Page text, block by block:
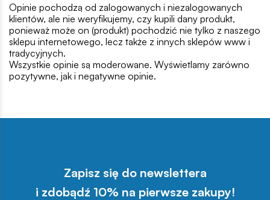
Opinie pochodzą od zalogowanych i niezalogowanych
klientów, ale nie weryfikujemy, czy kupili dany produkt,
ponieważ może on (produkt) pochodzić nie tylko z naszego
sklepu internetowego, lecz także z innych sklepów www i
tradycyjnych.
Wszystkie opinie są moderowane. Wyświetlamy zarówno
pozytywne, jak i negatywne opinie.
Zapisz się do newslettera
i zdobądź 10% na pierwsze zakupy!